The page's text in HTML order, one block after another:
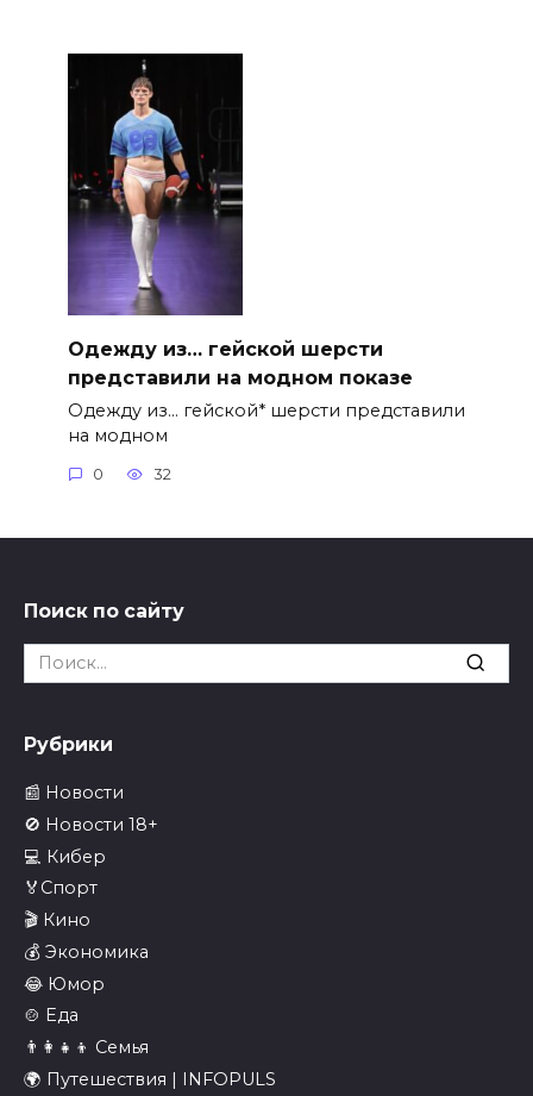
Одежду из… гейской шерсти
представили на модном показе
Одежду из… гейской* шерсти представили
на модном
0 32
Поиск по сайту
Search
for:
Рубрики
📰 Новости
🚫 Новости 18+
💻 Кибер
🏅Спорт
🎬 Кино
💰 Экономика
😂 Юмор
🍲 Еда
👨‍👩‍👧‍👦 Семья
🌍 Путешествия | INFOPULS